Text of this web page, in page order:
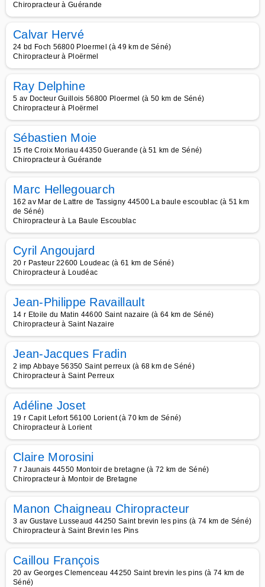
Chiropracteur à Guérande
Calvar Hervé
24 bd Foch 56800 Ploermel (à 49 km de Séné)
Chiropracteur à Ploërmel
Ray Delphine
5 av Docteur Guillois 56800 Ploermel (à 50 km de Séné)
Chiropracteur à Ploërmel
Sébastien Moie
15 rte Croix Moriau 44350 Guerande (à 51 km de Séné)
Chiropracteur à Guérande
Marc Hellegouarch
162 av Mar de Lattre de Tassigny 44500 La baule escoublac (à 51 km
de Séné)
Chiropracteur à La Baule Escoublac
Cyril Angoujard
20 r Pasteur 22600 Loudeac (à 61 km de Séné)
Chiropracteur à Loudéac
Jean-Philippe Ravaillault
14 r Etoile du Matin 44600 Saint nazaire (à 64 km de Séné)
Chiropracteur à Saint Nazaire
Jean-Jacques Fradin
2 imp Abbaye 56350 Saint perreux (à 68 km de Séné)
Chiropracteur à Saint Perreux
Adéline Joset
19 r Capit Lefort 56100 Lorient (à 70 km de Séné)
Chiropracteur à Lorient
Claire Morosini
7 r Jaunais 44550 Montoir de bretagne (à 72 km de Séné)
Chiropracteur à Montoir de Bretagne
Manon Chaigneau Chiropracteur
3 av Gustave Lusseaud 44250 Saint brevin les pins (à 74 km de Séné)
Chiropracteur à Saint Brevin les Pins
Caillou François
20 av Georges Clemenceau 44250 Saint brevin les pins (à 74 km de
Séné)